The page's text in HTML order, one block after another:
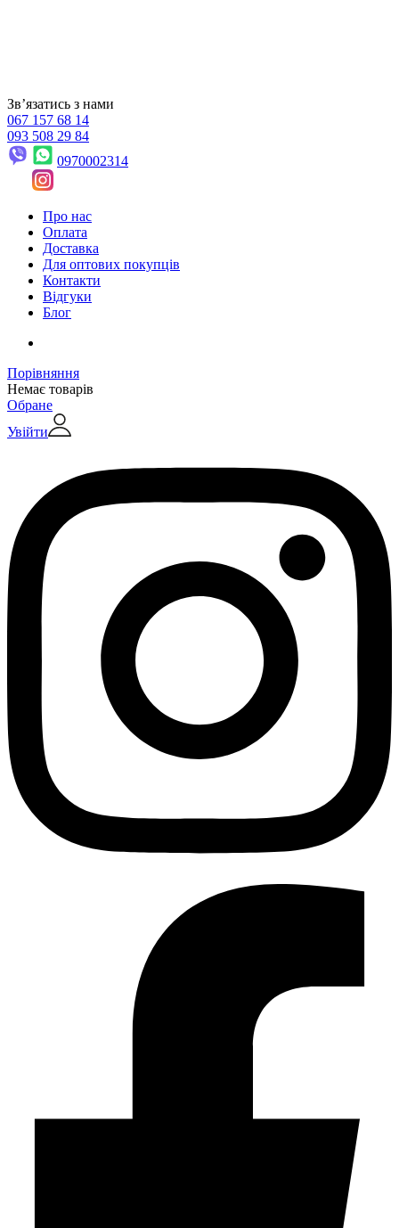
Звʼязатись з нами
067 157 68 14
093 508 29 84
0970002314
Про нас
Оплата
Доставка
Для оптових покупців
Контакти
Відгуки
Блог
Порівняння
Немає товарів
Обране
Увійти